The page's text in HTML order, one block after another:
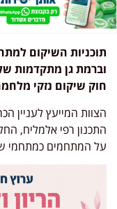
תוכניות השיקום
וברמת גן מתקדמות
חוק שיקום נזקי
הצוות המייעץ לעניין
התכנון רפי אלמליח,
על המתחמים כמתחמי